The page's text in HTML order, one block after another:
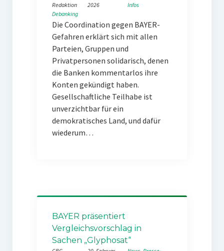
Redaktion
2026
Infos
Debanking
Die Coordination gegen BAYER-
Gefahren erklärt sich mit allen
Parteien, Gruppen und
Privatpersonen solidarisch, denen
die Banken kommentarlos ihre
Konten gekündigt haben.
Gesellschaftliche Teilhabe ist
unverzichtbar für ein
demokratisches Land, und dafür
wiederum…
BAYER präsentiert
Vergleichsvorschlag in
Sachen „Glyphosat“